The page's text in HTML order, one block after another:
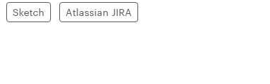
Sketch Atlassian JIRA